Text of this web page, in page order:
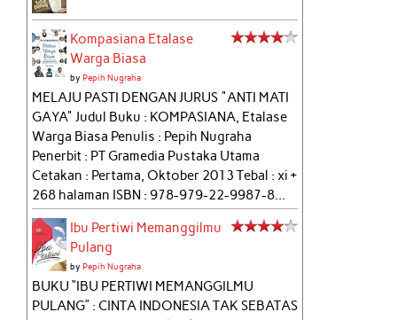
Kompasiana Etalase
Warga Biasa
byPepih Nugraha
MELAJU PASTI DENGAN JURUS "ANTI MATI
GAYA" Judul Buku : KOMPASIANA, Etalase
Warga Biasa Penulis : Pepih Nugraha
Penerbit : PT Gramedia Pustaka Utama
Cetakan : Pertama, Oktober 2013 Tebal : xi +
268 halaman ISBN : 978-979-22-9987-8...
Ibu Pertiwi Memanggilmu
Pulang
byPepih Nugraha
BUKU “IBU PERTIWI MEMANGGILMU
PULANG” : CINTA INDONESIA TAK SEBATAS